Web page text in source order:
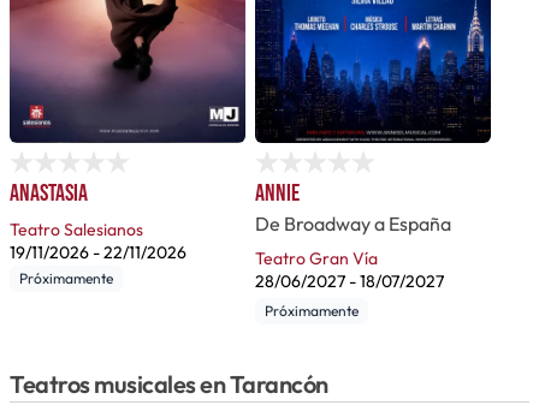
Anastasia
Teatro Salesianos
19/11/2026 -22/11/2026
Próximamente
Annie
De Broadway a España
Teatro Gran Vía
28/06/2027 -18/07/2027
Próximamente
Teatros musicales en Tarancón